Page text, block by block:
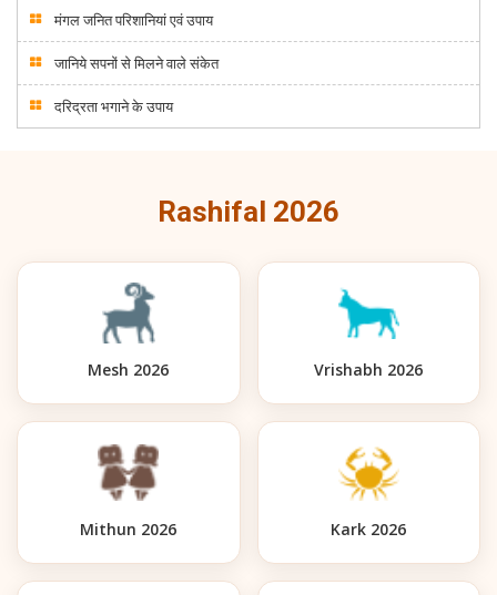
मंगल जनित परिशानियां एवं उपाय
जानिये सपनों से मिलने वाले संकेत
दरिद्रता भगाने के उपाय
Rashifal 2026
Mesh 2026 Vrishabh 2026
Mithun 2026 Kark 2026